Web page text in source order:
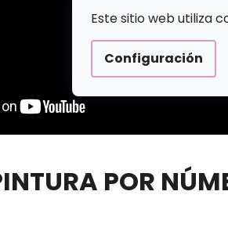
Este sitio web utiliza
Configuración
POR